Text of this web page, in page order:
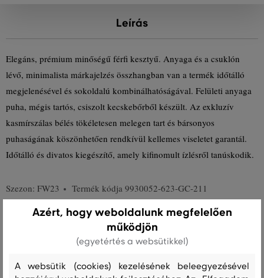
Leírás
Elegáns, prémium minőségű férfi kesztyű. Anyaga és a csuklón
lévő, minimalista márkajelzés összhangban van a termék időtálló
megjelenésével és sokoldalú kombinálhatóságával. Felületi anyaga
puha, mégis tartós, csiszolt kecskebőrből készült. Az exkluzív
kasmírszálas bélés tökéletesen melegen tart és bársonyos
puhaságának köszönhetően rendkívül kellemes viseletet garantál.
Időtálló és divatos kiegészítő, amely kifinomult ízlésről tanúskodik.
Szezon: FW23 Termék kódja 9930052-623-GC-211
Összetétel
felső anyag
KECSKESZŐR/VELÚR
Azért, hogy weboldalunk megfelelően
működjön
(egyetértés a websütikkel)
A websütik (cookies) kezelésének beleegyezésével